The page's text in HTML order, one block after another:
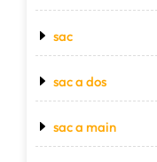
sac
sac a dos
sac a main